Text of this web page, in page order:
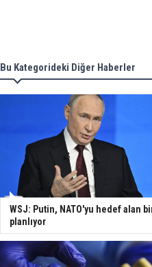
Bu Kategorideki Diğer Haberler
WSJ: Putin, NATO'yu hedef alan
planlıyor